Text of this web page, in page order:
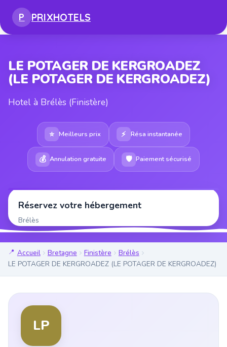
P PRIXHOTELS
LE POTAGER DE KERGROADEZ
(LE POTAGER DE KERGROADEZ)
Hotel à Brélès (Finistère)
⭐ Meilleurs prix ⚡ Résa instantanée
💰 Annulation gratuite 🛡 Paiement sécurisé
Réservez votre hébergement
Brélès
Accueil Bretagne Finistère
Brélès
LE POTAGER DE KERGROADEZ (LE POTAGER DE KERGROADEZ)
LP